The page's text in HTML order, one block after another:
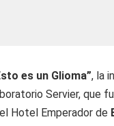
es un Glioma”, la
Servier, que
Hotel Emperador de